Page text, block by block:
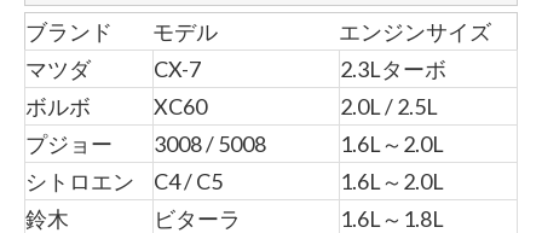
ブランド
モデル
エンジンサイズ
マツダ
CX-7
2.3Lターボ
ボルボ
XC60
2.0L / 2.5L
プジョー
3008 / 5008
1.6L～2.0L
シトロエン
C4 / C5
1.6L～2.0L
鈴木
ビターラ 1.6L～1.8L